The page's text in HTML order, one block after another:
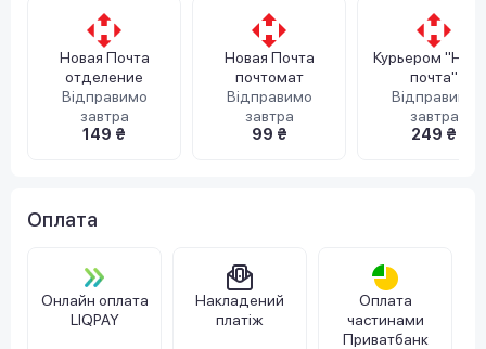
Новая Почта
отделение
Відправимо
завтра
149 ₴
Новая Почта
почтомат
Відправимо
завтра
99 ₴
Курьером
почта"
Відправимо
завтра
249 ₴
Оплата
Онлайн оплата
LIQPAY
Накладений
платіж
Оплата
частинами
Приватбанк